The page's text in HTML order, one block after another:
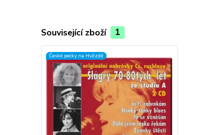
Související zboží 1
České pecky na Hvězdě